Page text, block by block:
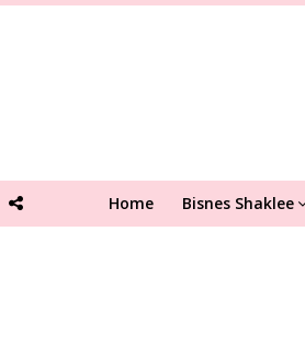
Home Bisnes Shaklee